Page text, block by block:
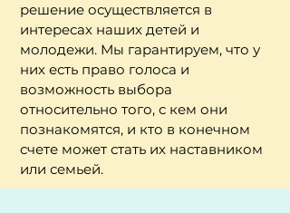
решение осуществляется в
интересах наших детей и
молодежи. Мы гарантируем, что у
них есть право голоса и
возможность выбора
относительно того, с кем они
познакомятся, и кто в конечном
счете может стать их наставником
или семьей.